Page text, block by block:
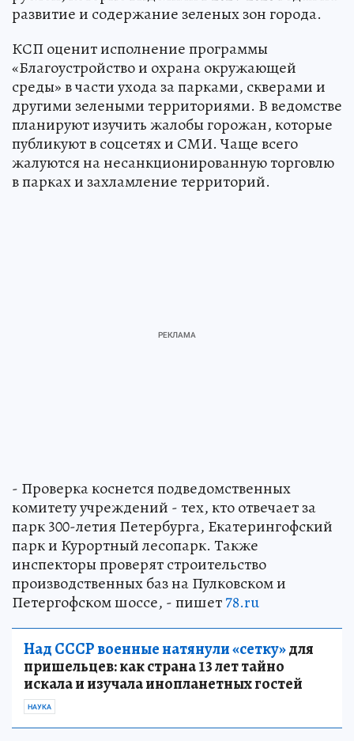
развитие и содержание зеленых зон города.
КСП оценит исполнение программы
«Благоустройство и охрана окружающей
среды» в части ухода за парками, скверами и
другими зелеными территориями. В ведомстве
планируют изучить жалобы горожан, которые
публикуют в соцсетях и СМИ. Чаще всего
жалуются на несанкционированную торговлю
в парках и захламление территорий.
- Проверка коснется подведомственных
комитету учреждений - тех, кто отвечает за
парк 300-летия Петербурга, Екатерингофский
парк и Курортный лесопарк. Также
инспекторы проверят строительство
производственных баз на Пулковском и
Петергофском шоссе, - пишет78.ru
Над СССР военные натянули «сетку»для
пришельцев: как страна 13 лет тайно
искала и изучала инопланетных гостей
НАУКА